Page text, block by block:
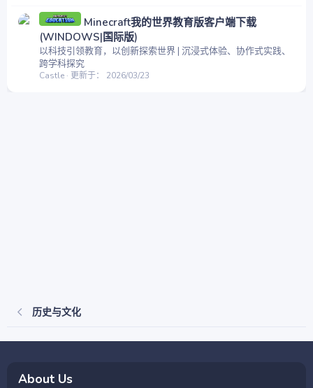
Minecraft我的世界教育版客户端下载
(WINDOWS|国际版)
以科技引领教育，以创新探索世界 | 沉浸式体验、协作式实践、
跨学科探究
Castle 更新于： 2026/03/23
历史与文化
About Us